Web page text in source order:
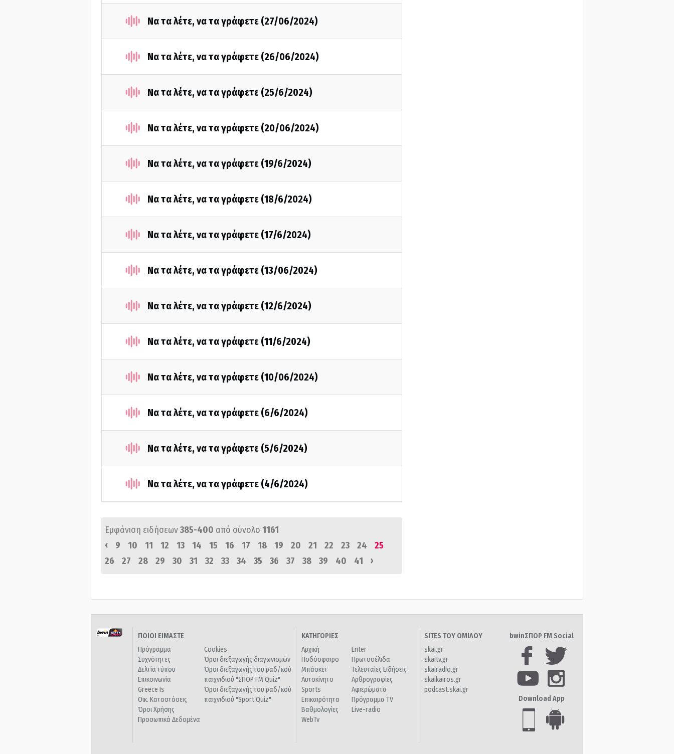
Να τα λέτε, να τα γράφετε (27/06/2024)
Να τα λέτε, να τα γράφετε (26/06/2024)
Να τα λέτε, να τα γράφετε (25/6/2024)
Να τα λέτε, να τα γράφετε (20/06/2024)
Να τα λέτε, να τα γράφετε (19/6/2024)
Να τα λέτε, να τα γράφετε (18/6/2024)
Να τα λέτε, να τα γράφετε (17/6/2024)
Να τα λέτε, να τα γράφετε (13/06/2024)
Να τα λέτε, να τα γράφετε (12/6/2024)
Να τα λέτε, να τα γράφετε (11/6/2024)
Να τα λέτε, να τα γράφετε (10/06/2024)
Να τα λέτε, να τα γράφετε (6/6/2024)
Να τα λέτε, να τα γράφετε (5/6/2024)
Να τα λέτε, να τα γράφετε (4/6/2024)
Εμφάνιση ειδήσεων385-400 από σύνολο 1161
‹
9 10 11 12 13 14 15 16 17 18 19 20 21 22 23 24
25
26
27 28 29 30 31 32 33 34 35 36 37 38 39 40 41 ›
ΠΟΙΟΙ ΕΙΜΑΣΤΕ
Πρόγραμμα
Συχνότητες
Δελτία τύπου
Επικοινωνία
Greece Is
Οικ. Καταστάσεις
Όροι Χρήσης
Προσωπικά Δεδομένα
Cookies
Όροι διεξαγωγής διαγωνισμών
Όροι διεξαγωγής του ραδ/κού
παιχνιδιού "ΣΠΟΡ FM Quiz"
Όροι διεξαγωγής του ραδ/κού
παιχνιδιού "Sport Quiz"
ΚΑΤΗΓΟΡΙΕΣ
Αρχική
Ποδόσφαιρο
Μπάσκετ
Αυτοκίνητο
Sports
Επικαιρότητα
Βαθμολογίες
WebTv
Enter
Πρωτοσέλιδα
Τελευταίες Ειδήσεις
Αρθρογραφίες
Αφιερώματα
Πρόγραμμα TV
Live-radio
SITES ΤΟΥ ΟΜΙΛΟΥ
skai.gr
skaitv.gr
skairadio.gr
skaikairos.gr
podcast.skai.gr
bwinΣΠΟΡ FM Social
Download App